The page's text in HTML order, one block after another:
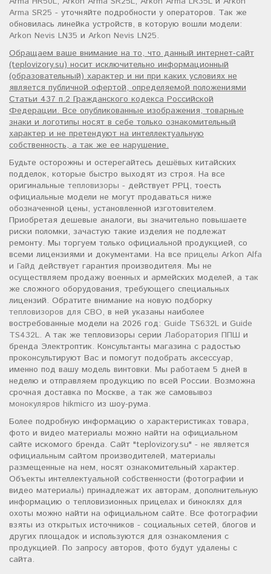
Arma SR25 - уточняйте подробности у операторов. Так же
обновилась линейка устройств, в которую вошли модели:
Arkon Nevis LN35 и Arkon Nevis LN25.
Обращаем ваше внимание на то, что данный интернет-сайт
(teplovizory.su) носит исключительно информационный
(образовательный) характер и ни при каких условиях не
является публичной офертой, определяемой положениями
Статьи 437 п.2 Гражданского кодекса Российской
Федерации. Все опубликованные изображения, товарные
знаки и логотипы носят в себе только ознакомительный
характер и не претендуют на интеллектуальную
собственность, а так же ее нарушение.
Будьте осторожны и остерегайтесь дешёвых китайских
подделок, которые быстро выходят из строя. На все
оригинальные тепловизоры - действует РРЦ, тоесть
официальные модели не могут продаваться ниже
обозначенной цены, установленной изготовителем.
Приобретая дешевые аналоги, вы значительно повышаете
риски поломки, зачастую такие изделия не подлежат
ремонту. Мы торгуем только официальной продукцией, со
всеми лицензиями и документами. На все прицелы Arkon Alfa
и Гайд действует гарантия производителя. Мы не
осуществляем продажу военных и армейских моделей, а так
же сложного оборудования, требующего специальных
лицензий. Обратите внимание на новую подборку
тепловизоров для СВО, в ней указаны наиболее
востребованные модели на 2026 год: Guide TS632L и Guide
TS432L. А так же тепловизоры серии Лаборатория ППШ и
бренда Электроптик. Консультанты магазина с радостью
проконсультируют Вас и помогут подобрать аксессуар,
именно под вашу модель винтовки. Мы работаем 5 дней в
неделю и отправляем продукцию по всей России. Возможна
срочная доставка по Москве, а так же самовывоз
монокуляров hikmicro из шоу-рума.
Более подробную информацию о характеристиках товара,
фото и видео материалы можно найти на официальном
сайте искомого бренда. Сайт "teplovizory.su" - не является
официальным сайтом производителей, материалы
размещенные на нем, носят ознакомительный характер.
Объекты интеллектуальной собственности (фотографии и
видео материалы) принадлежат их авторам, дополнительную
информацию о тепловизионных прицелах и биноклях для
охоты можно найти на официальном сайте. Все фотографии
взяты из открытых источников - социальных сетей, блогов и
других площадок и используются для ознакомления с
продукцией. По запросу авторов, фото будут удалены с
сайта.